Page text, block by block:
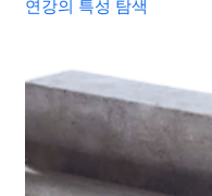
연강의 특성 탐색